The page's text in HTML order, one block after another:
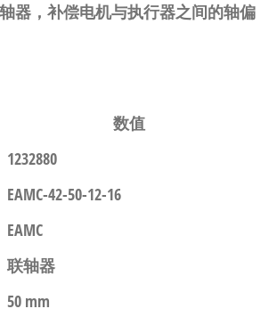
器，补偿电机与执行器之间的轴偏
数值
1232880
EAMC-42-50-12-16
EAMC
联轴器
50 mm